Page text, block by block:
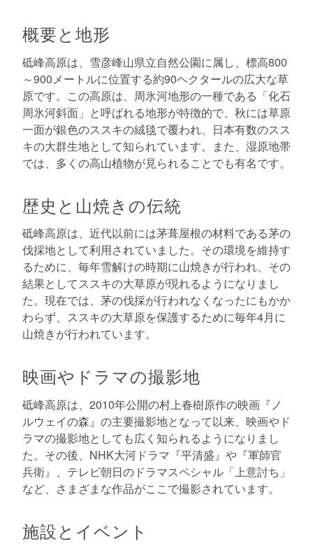
概要と地形
砥峰高原は、雪彦峰山県立自然公園に属し、標高800
～900メートルに位置する約90ヘクタールの広大な草
原です。この高原は、周氷河地形の一種である「化石
周氷河斜面」と呼ばれる地形が特徴的で、秋には草原
一面が銀色のススキの絨毯で覆われ、日本有数のスス
キの大群生地として知られています。また、湿原地帯
では、多くの高山植物が見られることでも有名です。
歴史と山焼きの伝統
砥峰高原は、近代以前には茅葺屋根の材料である茅の
伐採地として利用されていました。その環境を維持す
るために、毎年雪解けの時期に山焼きが行われ、その
結果としてススキの大草原が現れるようになりまし
た。現在では、茅の伐採が行われなくなったにもかか
わらず、ススキの大草原を保護するために毎年4月に
山焼きが行われています。
映画やドラマの撮影地
砥峰高原は、2010年公開の村上春樹原作の映画『ノ
ルウェイの森』の主要撮影地となって以来、映画やド
ラマの撮影地としても広く知られるようになりまし
た。その後、NHK大河ドラマ『平清盛』や『軍師官
兵衛』、テレビ朝日のドラマスペシャル「上意討ち」
など、さまざまな作品がここで撮影されています。
施設とイベント